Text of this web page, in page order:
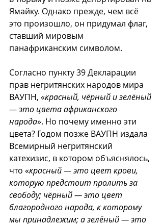
Ямайку. Однако прежде, чем всё
это произошло, он придумал флаг,
ставший мировым
панафриканским символом.
Согласно пункту 39 Декларации
прав негритянских народов мира
ВАУПН, «красный, чёрный и зелёный
— это цвета африканского
народа». Но почему именно эти
цвета? Годом позже ВАУПН издала
Всемирный негритянский
катехизис, в котором объяснялось,
что «красный — это цвет крови,
которую предстоит пролить за
свободу; чёрный — это цвет
благородного народа, к которому
мы принадлежим; а зелёный — это